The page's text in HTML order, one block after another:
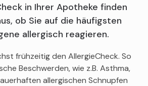
in Ihrer Apotheke finden
ob Sie auf die häufigsten
allergisch reagieren.
frühzeitig den AllergieCheck. So
Beschwerden, wie z.B. Asthma,
allergischen Schnupfen